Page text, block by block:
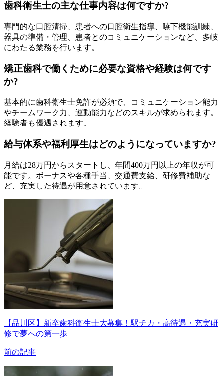
歯科衛生士の主な仕事内容は何ですか?
専門的な口腔清掃、患者への口腔衛生指導、嚥下機能訓練、
器具の準備・管理、患者とのコミュニケーションなど、多岐
にわたる業務を行います。
矯正歯科で働くために必要な資格や経験は何です
か?
基本的に歯科衛生士免許が必須で、コミュニケーション能力
やチームワーク力、運動能力などのスキルが求められます。
経験者も優遇されます。
給与体系や福利厚生はどのようになっていますか?
月給は28万円からスタートし、年間400万円以上の年収が可
能です。ボーナスや各種手当、交通費支給、研修費補助な
ど、充実した待遇が用意されています。
【品川区】新卒歯科衛生士大募集！駅チカ・高待遇・充実研
修で夢への第一歩
前の記事